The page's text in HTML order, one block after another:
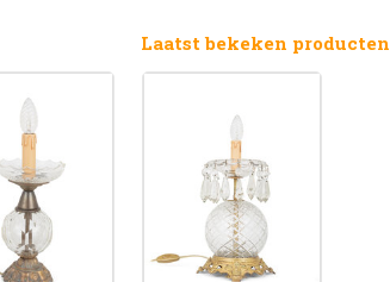
Laatst bekeken producten